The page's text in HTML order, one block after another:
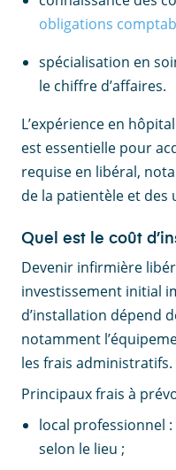
obligations
spécialisation en
le chiffre d’affaires.
L’expérience en
est essentielle pour
requise en libéral,
de la patientèle et des
Quel est le coût
Devenir infirmière
investissement initial
d’installation dépend
notamment
les frais administratifs.
Principaux frais à
local professionnel
selon le lieu ;